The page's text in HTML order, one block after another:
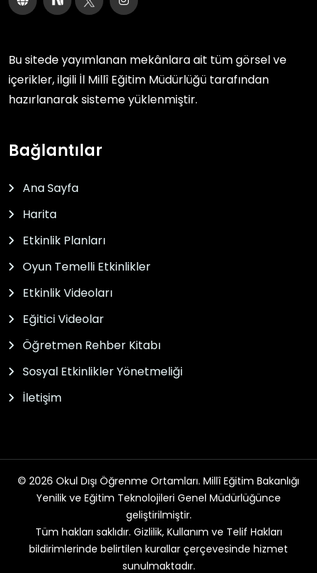
Bu sitede yayımlanan mekânlara ait tüm görsel ve
içerikler, ilgili İl Millî Eğitim Müdürlüğü tarafından
hazırlanarak sisteme yüklenmiştir.
Bağlantılar
Ana Sayfa
Harita
Etkinlik Planları
Oyun Temelli Etkinlikler
Etkinlik Videoları
Eğitici Videolar
Öğretmen Rehber Kitabı
Sosyal Etkinlikler Yönetmeliği
İletişim
© 2026 Okul Dışı Öğrenme Ortamları. Millî Eğitim Bakanlığı
Yenilik ve Eğitim Teknolojileri Genel Müdürlüğünce
geliştirilmiştir.
Tüm hakları saklıdır. Gizlilik, Kullanım ve Telif Hakları
bildirimlerinde belirtilen kurallar çerçevesinde hizmet
sunulmaktadır.